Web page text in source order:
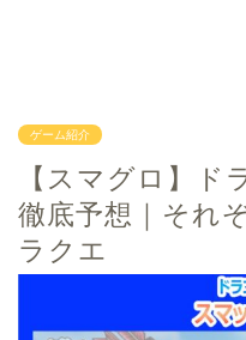
ゲーム紹介
【スマグロ】ド
徹底予想｜それ
ラクエ